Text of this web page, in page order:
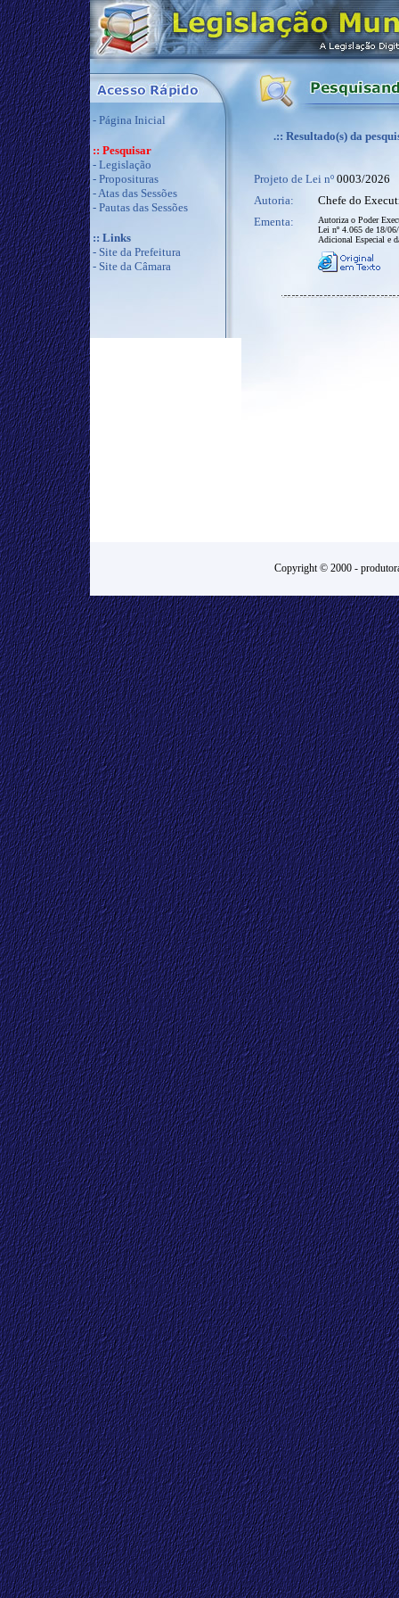
- Página Inicial
:: Pesquisar
- Legislação
- Proposituras
-Atas das Sessões
- Pautas das Sessões
:: Links
- Site da Prefeitura
- Site da Câmara
.:: Resultado(s) da
Projeto de Lei nº 0003/2026
Autoria:
Chefe do
Ementa:
Autoriza o Poder
Lei nº 4.065 de 18/
Adicional Especial e
Copyright © 2000 -